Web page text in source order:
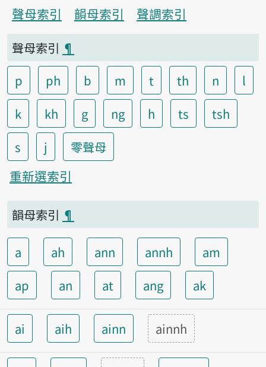
聲母索引
韻母索引
聲調索引
聲母索引 ¶
p
ph b m t th n
l
k
kh g ng h ts
tsh
s
j
零聲母
重新選索引
韻母索引 ¶
a ah ann annh
am
ap
an at ang ak
ai aih ainn ainnh